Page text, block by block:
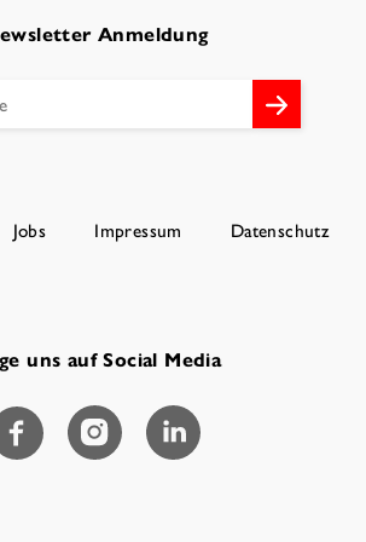
Anmeldung
Jobs Impressum Datenschutz
uns auf Social Media